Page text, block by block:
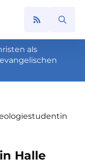
Search
als
Halle